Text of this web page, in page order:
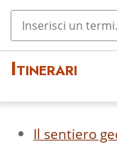
Itinerari
Il sentiero